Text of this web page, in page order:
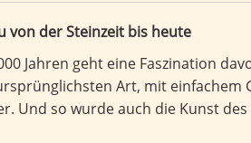
von der Steinzeit bis heute
Jahren geht eine Faszination
Art, mit einfachem
Und so wurde auch die Kunst des